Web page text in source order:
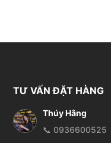
TƯ VẤN ĐẶT HÀNG
Thúy Hằng
📞 0936600525